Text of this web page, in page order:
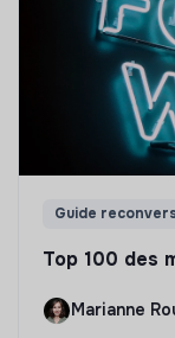
Guide
Top 100 des
Marianne